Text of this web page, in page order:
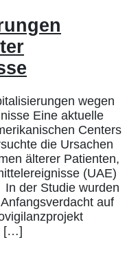
wegen
Eine aktuelle
Centers
die Ursachen
älterer Patienten,
(UAE)
der Studie wurden
auf
[…]